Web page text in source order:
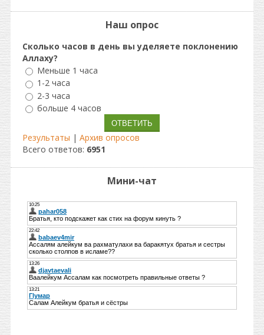
Наш опрос
Сколько часов в день вы уделяете поклонению
Аллаху?
Меньше 1 часа
1-2 часа
2-3 часа
больше 4 часов
Результаты | Архив опросов
Всего ответов: 6951
Мини-чат